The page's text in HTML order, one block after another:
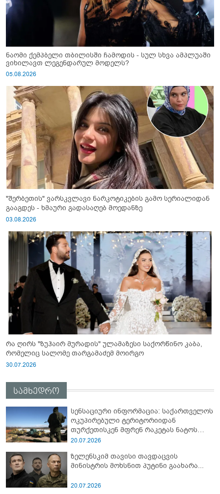
ნაომი ქემპბელი თბილისში ჩამოდის - სულ სხვა ამპლუაში
ვიხილავთ ლეგენდარულ მოდელს?
05.08.2026
"შერბეთის" ვარსკვლავი ნარკოტიკების გამო სერიალიდან
გააგდეს - ხმაური გადასაღებ მოედანზე
03.08.2026
რა ღირს "ზუჰაირ მურადის" ულამაზესი საქორწინო კაბა,
რომელიც სალომე თარგამაძემ მოირგო
30.07.2026
სამხედრო
სენსაციური ინფორმაცია: საქართველოს
ოკუპირებული ტერიტორიიდან
თურქეთისკენ მფრენ რაკეტას ნატოს
სამიტი კინაღამ ჩაუშლია
20.07.2026
ზელენსკიმ თავისი თავდაცვის
მინისტრის მოხსნით პუტინი გაახარა...
20.07.2026